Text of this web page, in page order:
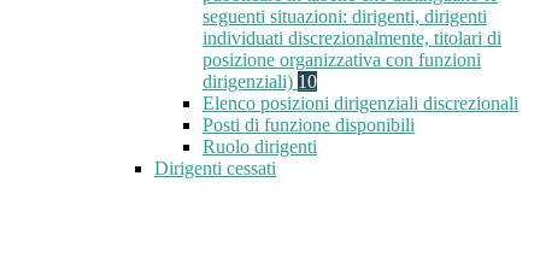
seguenti situazioni: dirigenti, dirigenti
individuati discrezionalmente, titolari di
posizione organizzativa con funzioni
dirigenziali) 10
Elenco posizioni dirigenziali discrezionali
Posti di funzione disponibili
Ruolo dirigenti
Dirigenti cessati